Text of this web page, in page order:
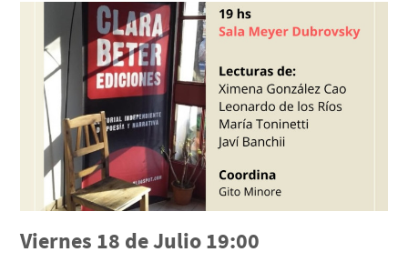
Viernes 18 de Julio 19:00